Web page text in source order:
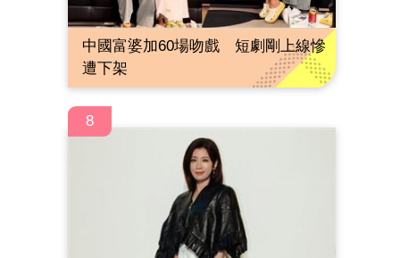
中國富婆加60場吻戲 短劇剛上線慘
遭下架
8